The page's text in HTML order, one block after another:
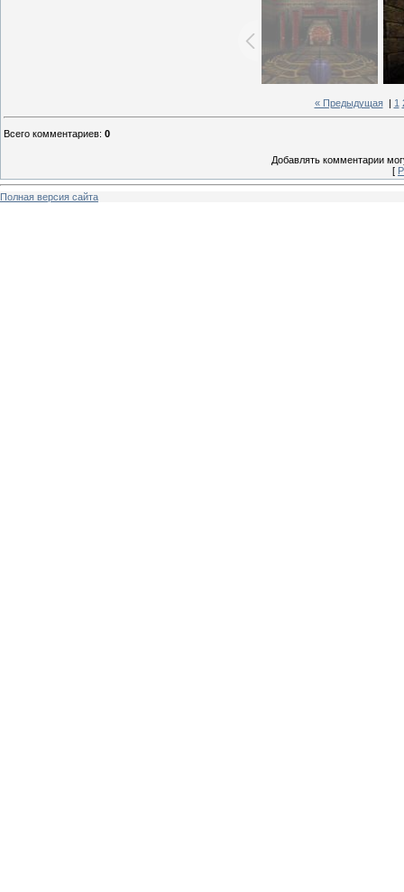
« Предыдущая| 1
Всего комментариев: 0
Добавлять комментарии
[
Полная версия сайта